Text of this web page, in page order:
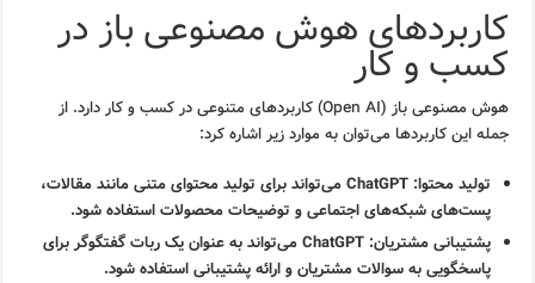
کاربردهای هوش مصنوعی باز در
کسب و کار
هوش مصنوعی باز (Open AI) کاربردهای متنوعی در کسب و کار دارد. از
جمله این کاربردها می‌توان به موارد زیر اشاره کرد:
تولید محتوا: ChatGPT می‌تواند برای تولید محتوای متنی مانند مقالات،
پست‌های شبکه‌های اجتماعی و توضیحات محصولات استفاده شود.
پشتیبانی مشتریان: ChatGPT می‌تواند به عنوان یک ربات گفتگوگر برای
پاسخگویی به سوالات مشتریان و ارائه پشتیبانی استفاده شود.